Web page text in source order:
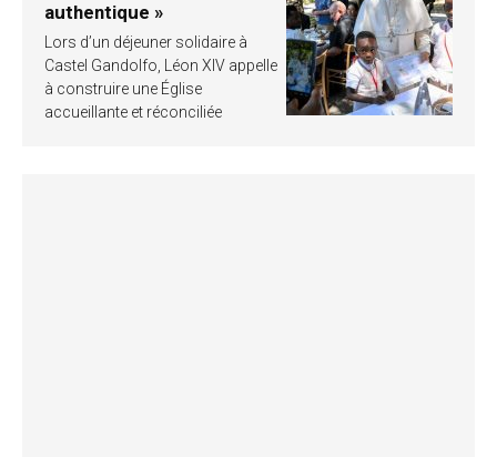
authentique »
Lors d’un déjeuner solidaire à
Castel Gandolfo, Léon XIV appelle
à construire une Église
accueillante et réconciliée